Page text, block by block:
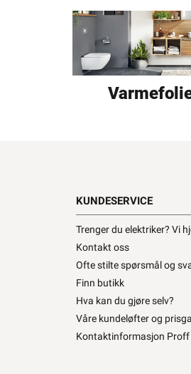
KUNDESERVICE
Trenger du elektriker? Vi
Kontakt oss
Ofte stilte spørsmål og
Finn butikk
Hva kan du gjøre selv?
Våre kundeløfter og
Kontaktinformasjon Proff